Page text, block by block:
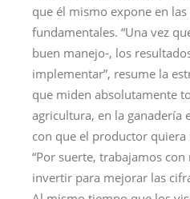
que él mismo expone en
fundamentales. “Una vez
buen manejo-, los
implementar”, resume la
que miden absolutamente
agricultura, en la ganadería
con que el productor
“Por suerte, trabajamos
invertir para mejorar las